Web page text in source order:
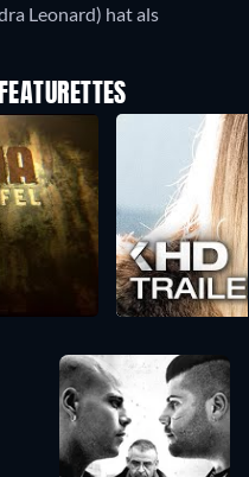
Leonard) hat als